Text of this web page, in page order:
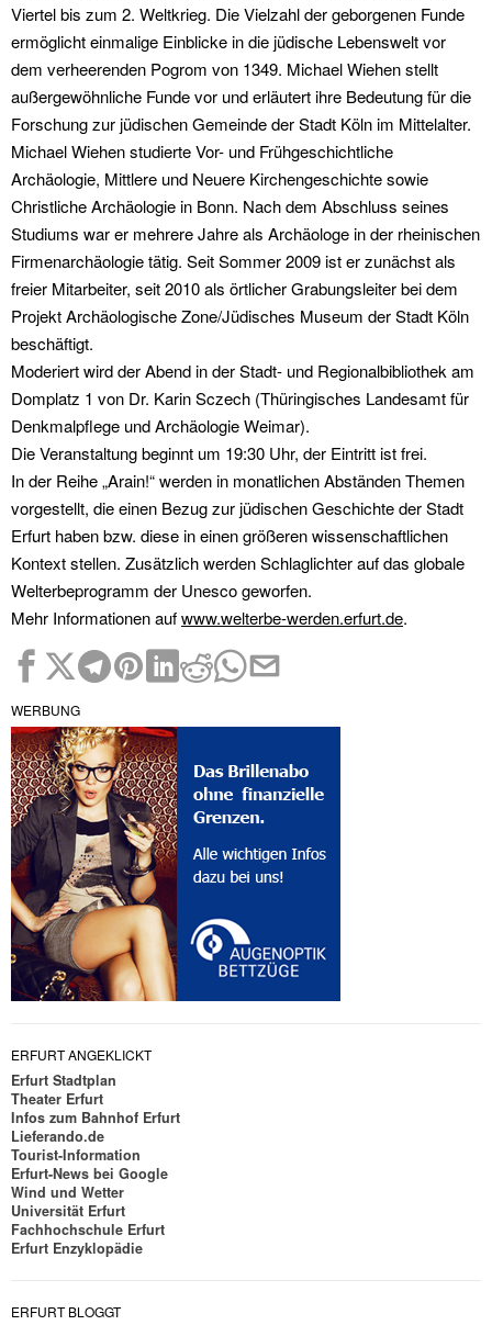
Viertel bis zum 2. Weltkrieg. Die Vielzahl der geborgenen Funde
ermöglicht einmalige Einblicke in die jüdische Lebenswelt vor
dem verheerenden Pogrom von 1349. Michael Wiehen stellt
außergewöhnliche Funde vor und erläutert ihre Bedeutung für die
Forschung zur jüdischen Gemeinde der Stadt Köln im Mittelalter.
Michael Wiehen studierte Vor- und Frühgeschichtliche
Archäologie, Mittlere und Neuere Kirchengeschichte sowie
Christliche Archäologie in Bonn. Nach dem Abschluss seines
Studiums war er mehrere Jahre als Archäologe in der rheinischen
Firmenarchäologie tätig. Seit Sommer 2009 ist er zunächst als
freier Mitarbeiter, seit 2010 als örtlicher Grabungsleiter bei dem
Projekt Archäologische Zone/Jüdisches Museum der Stadt Köln
beschäftigt.
Moderiert wird der Abend in der Stadt- und Regionalbibliothek am
Domplatz 1 von Dr. Karin Sczech (Thüringisches Landesamt für
Denkmalpflege und Archäologie Weimar).
Die Veranstaltung beginnt um 19:30 Uhr, der Eintritt ist frei.
In der Reihe „Arain!“ werden in monatlichen Abständen Themen
vorgestellt, die einen Bezug zur jüdischen Geschichte der Stadt
Erfurt haben bzw. diese in einen größeren wissenschaftlichen
Kontext stellen. Zusätzlich werden Schlaglichter auf das globale
Welterbeprogramm der Unesco geworfen.
Mehr Informationen aufwww.welterbe-werden.erfurt.de.
WERBUNG
ERFURT ANGEKLICKT
Erfurt Stadtplan
Theater Erfurt
Infos zum Bahnhof Erfurt
Lieferando.de
Tourist-Information
Erfurt-News bei Google
Wind und Wetter
Universität Erfurt
Fachhochschule Erfurt
Erfurt Enzyklopädie
ERFURT BLOGGT